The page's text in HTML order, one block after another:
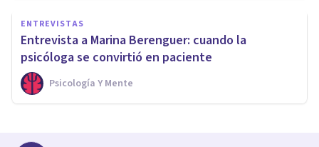
ENTREVISTAS
Entrevista a Marina Berenguer: cuando la
psicóloga se convirtió en paciente
Psicología Y Mente